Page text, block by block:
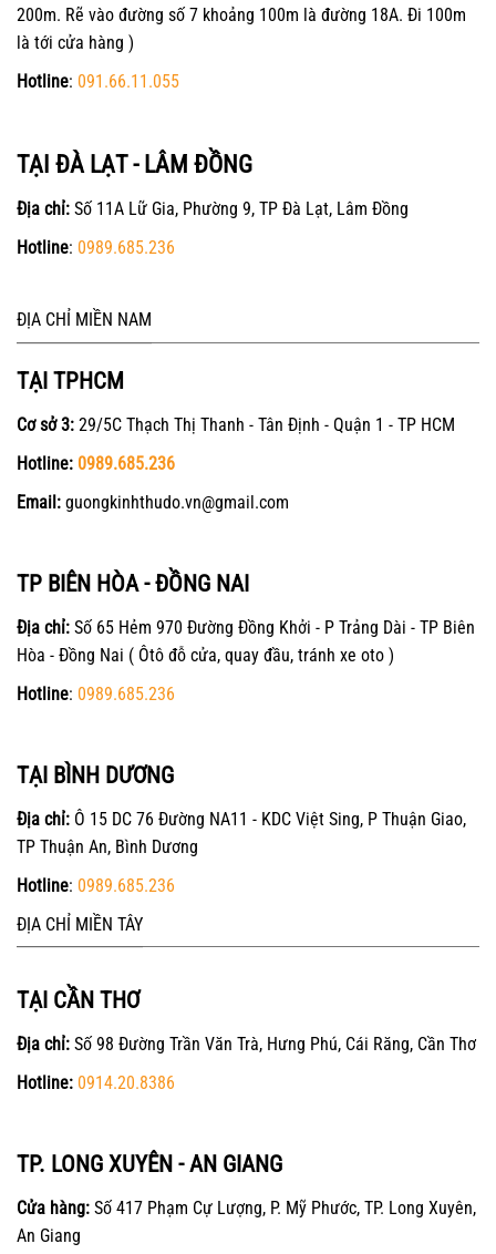
200m. Rẽ vào đường số 7 khoảng 100m là đường 18A. Đi 100m
là tới cửa hàng )
Hotline: 091.66.11.055
TẠI ĐÀ LẠT - LÂM ĐỒNG
Địa chỉ: Số 11A Lữ Gia, Phường 9, TP Đà Lạt, Lâm Đồng
Hotline: 0989.685.236
ĐỊA CHỈ MIỀN NAM
TẠI TPHCM
Cơ sở 3: 29/5C Thạch Thị Thanh - Tân Định - Quận 1 - TP HCM
Hotline: 0989.685.236
Email: guongkinhthudo.vn@gmail.com
TP BIÊN HÒA - ĐỒNG NAI
Địa chỉ: Số 65 Hẻm 970 Đường Đồng Khởi - P Trảng Dài - TP Biên
Hòa - Đồng Nai ( Ôtô đỗ cửa, quay đầu, tránh xe oto )
Hotline: 0989.685.236
TẠI BÌNH DƯƠNG
Địa chỉ: Ô 15 DC 76 Đường NA11 - KDC Việt Sing, P Thuận Giao,
TP Thuận An, Bình Dương
Hotline: 0989.685.236
ĐỊA CHỈ MIỀN TÂY
TẠI CẦN THƠ
Địa chỉ: Số 98 Đường Trần Văn Trà, Hưng Phú, Cái Răng, Cần Thơ
Hotline: 0914.20.8386
TP. LONG XUYÊN - AN GIANG
Cửa hàng: Số 417 Phạm Cự Lượng, P. Mỹ Phước, TP. Long Xuyên,
An Giang